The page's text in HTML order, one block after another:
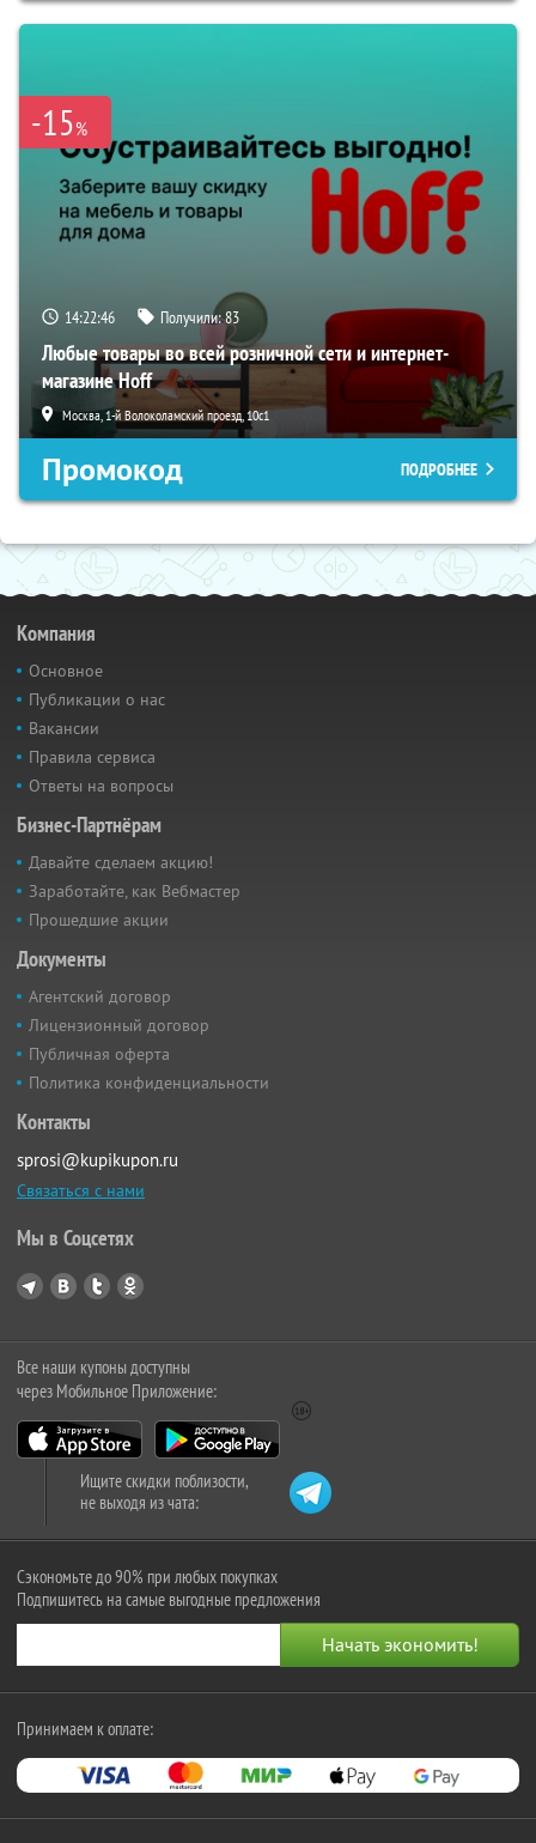
-15%
14:22:45 Получили:83
Любые товары во всей розничной сети и интернет-
магазине Hoff
Москва, 1-й Волоколамский проезд, 10с1
Промокод ПОДРОБНЕЕ
Компания
Основное
Публикации о нас
Вакансии
Правила сервиса
Ответы на вопросы
Бизнес-Партнёрам
Давайте сделаем акцию!
Заработайте, как Вебмастер
Прошедшие акции
Документы
Агентский договор
Лицензионный договор
Публичная оферта
Политика конфиденциальности
Контакты
sprosi@kupikupon.ru
Связаться с нами
Мы в Соцсетях
Все наши купоны доступны
через Мобильное Приложение:
Ищите скидки поблизости,
не выходя из чата:
Сэкономьте до 90% при любых покупках
Подпишитесь на самые выгодные предложения
Принимаем к оплате: